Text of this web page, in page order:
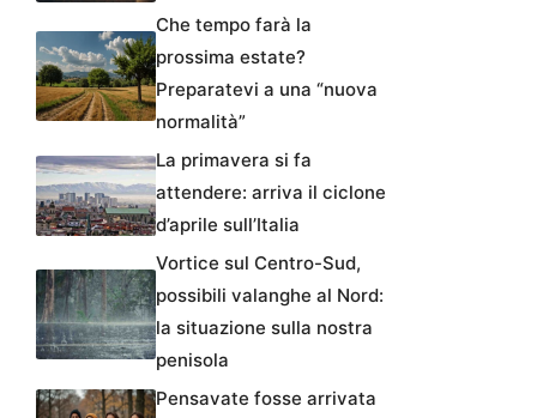
Che tempo farà la
prossima estate?
Preparatevi a una “nuova
normalità”
La primavera si fa
attendere: arriva il ciclone
d’aprile sull’Italia
Vortice sul Centro-Sud,
possibili valanghe al Nord:
la situazione sulla nostra
penisola
Pensavate fosse arrivata